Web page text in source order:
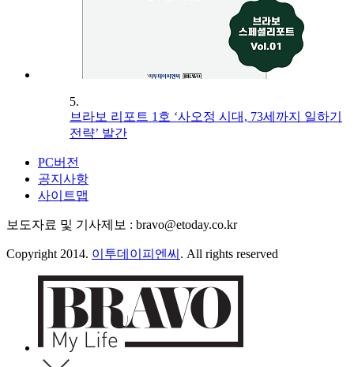
5.
브라보 리포트 1호 ‘사오정 시대, 73세까지 일하기
전략’ 발간
PC버전
공지사항
사이트맵
보도자료 및 기사제보 : bravo@etoday.co.kr
Copyright 2014. 이투데이피엔씨 . All rights reserved